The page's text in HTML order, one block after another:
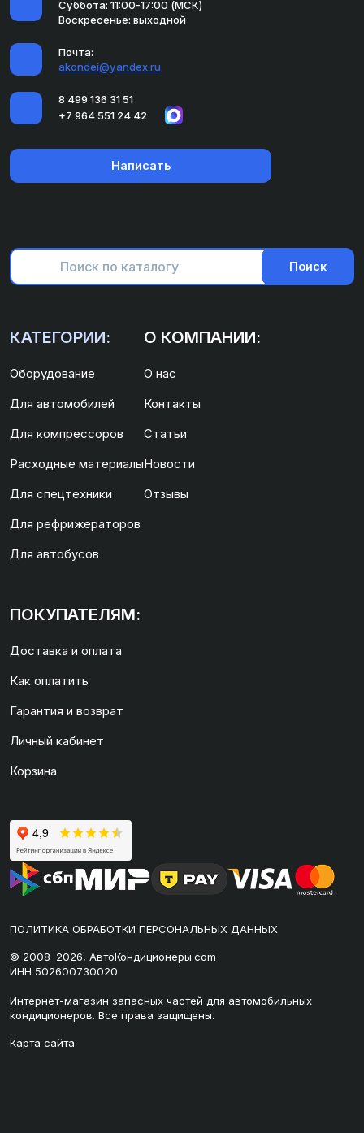
Суббота: 11:00-17:00 (МСК)
Воскресенье: выходной
Почта:
akondei@yandex.ru
8 499 136 31 51
+7 964 551 24 42
Написать
Поиск
КАТЕГОРИИ:
Оборудование
Для автомобилей
Для компрессоров
Расходные материалы
Для спецтехники
Для рефрижераторов
Для автобусов
О КОМПАНИИ:
О нас
Контакты
Статьи
Новости
Отзывы
ПОКУПАТЕЛЯМ:
Доставка и оплата
Как оплатить
Гарантия и возврат
Личный кабинет
Корзина
ПОЛИТИКА ОБРАБОТКИ ПЕРСОНАЛЬНЫХ ДАННЫХ
© 2008–2026, АвтоКондиционеры.com
ИНН 502600730020
Интернет-магазин запасных частей для автомобильных
кондиционеров. Все права защищены.
Карта сайта